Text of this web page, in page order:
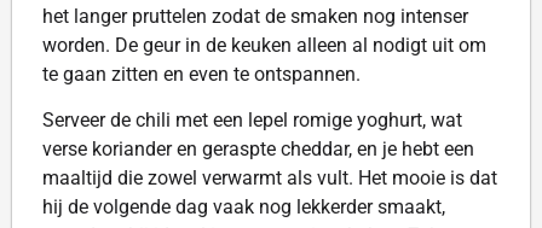
het langer pruttelen zodat de smaken nog intenser
worden. De geur in de keuken alleen al nodigt uit om
te gaan zitten en even te ontspannen.
Serveer de chili met een lepel romige yoghurt, wat
verse koriander en geraspte cheddar, en je hebt een
maaltijd die zowel verwarmt als vult. Het mooie is dat
hij de volgende dag vaak nog lekkerder smaakt,